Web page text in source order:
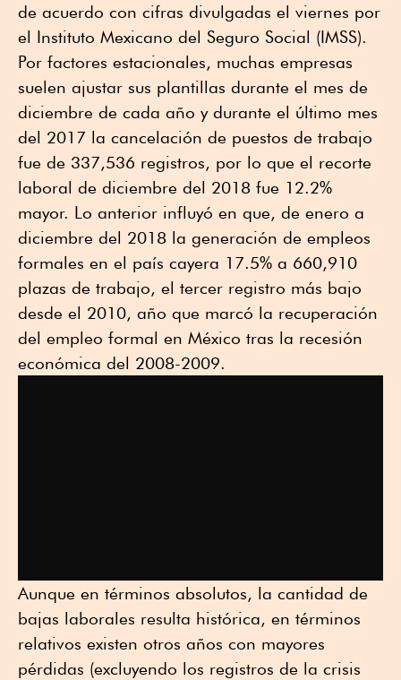
de acuerdo con cifras divulgadas el viernes por
el Instituto Mexicano del Seguro Social (IMSS).
Por factores estacionales, muchas empresas
suelen ajustar sus plantillas durante el mes de
diciembre de cada año y durante el último mes
del 2017 la cancelación de puestos de trabajo
fue de 337,536 registros, por lo que el recorte
laboral de diciembre del 2018 fue 12.2%
mayor. Lo anterior influyó en que, de enero a
diciembre del 2018 la generación de empleos
formales en el país cayera 17.5% a 660,910
plazas de trabajo, el tercer registro más bajo
desde el 2010, año que marcó la recuperación
del empleo formal en México tras la recesión
económica del 2008-2009.
Aunque en términos absolutos, la cantidad de
bajas laborales resulta histórica, en términos
relativos existen otros años con mayores
pérdidas (excluyendo los registros de la crisis